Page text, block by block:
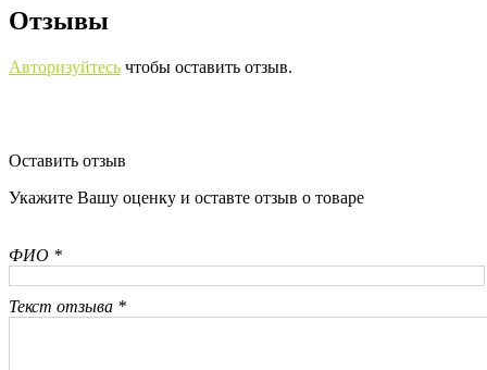
Отзывы
Авторизуйтесь чтобы оставить отзыв.
Оставить отзыв
Укажите Вашу оценку и оставте отзыв о товаре
ФИО *
Текст отзыва *